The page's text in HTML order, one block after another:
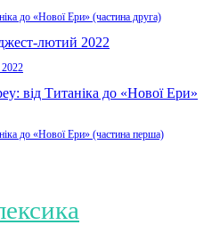
до «Нової Ери» (частина друга)
до «Нової Ери» (частина перша)